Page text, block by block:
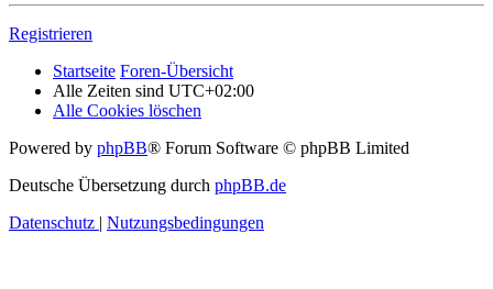
Registrieren
Startseite Foren-Übersicht
Alle Zeiten sind UTC+02:00
Alle Cookies löschen
Powered by phpBB® Forum Software © phpBB Limited
Deutsche Übersetzung durch phpBB.de
Datenschutz | Nutzungsbedingungen